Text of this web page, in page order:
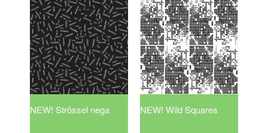
NEW! Strössel nega NEW! Wild Squares